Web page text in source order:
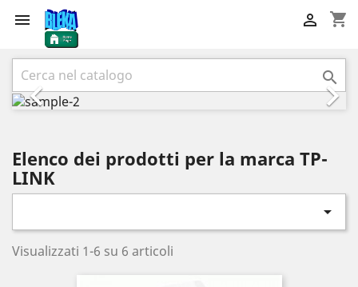
 shopping_cart



Precedente

Elenco dei prodotti per la marca TP-
LINK

Visualizzati 1-6 su 6 articoli